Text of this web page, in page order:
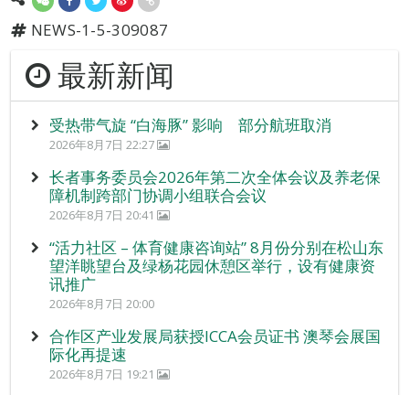
NEWS-1-5-309087
最新新闻
受热带气旋 “白海豚” 影响 部分航班取消
2026年8月7日 22:27
长者事务委员会2026年第二次全体会议及养老保
障机制跨部门协调小组联合会议
2026年8月7日 20:41
“活力社区 – 体育健康咨询站” 8月份分别在松山东
望洋眺望台及绿杨花园休憩区举行，设有健康资
讯推广
2026年8月7日 20:00
合作区产业发展局获授ICCA会员证书 澳琴会展国
际化再提速
2026年8月7日 19:21